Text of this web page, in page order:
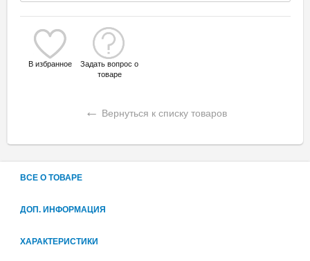
В избранное
Задать вопрос о
товаре
← Вернуться к списку товаров
ВСЕ О ТОВАРЕ
ДОП. ИНФОРМАЦИЯ
ХАРАКТЕРИСТИКИ